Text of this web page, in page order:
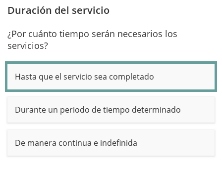
Duración del servicio
¿Por cuánto tiempo serán necesarios los
servicios?
Hasta que el servicio sea completado
Durante un periodo de tiempo determinado
De manera continua e indefinida